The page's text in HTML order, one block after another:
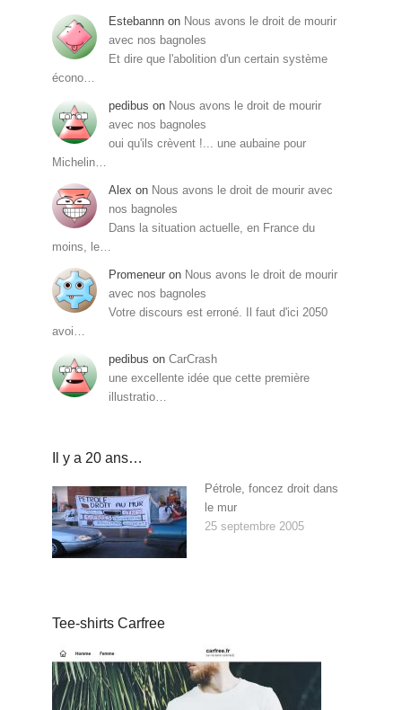
Estebannn on Nous avons le droit de mourir
avec nos bagnoles
Et dire que l'abolition d'un certain système
écono…
pedibus on Nous avons le droit de mourir
avec nos bagnoles
oui qu'ils crèvent !... une aubaine pour
Michelin…
Alex on Nous avons le droit de mourir avec
nos bagnoles
Dans la situation actuelle, en France du
moins, le…
Promeneur on Nous avons le droit de mourir
avec nos bagnoles
Votre discours est erroné. Il faut d'ici 2050
avoi…
pedibus on CarCrash
une excellente idée que cette première
illustratio…
Il y a 20 ans…
Pétrole, foncez droit dans
le mur
25 septembre 2005
Tee-shirts Carfree